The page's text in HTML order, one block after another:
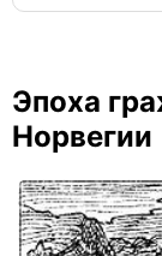
Эпоха
Норвегии